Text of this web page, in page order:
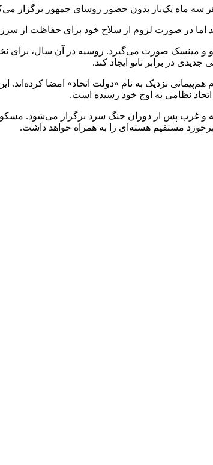
سه ماه یک‌بار بدون حضور روسای جمهور برگزار
اما در صورت لزوم از سلاح خود برای حفاظت از
در ادامه توافق راهبردی سال ۲۰۲۳ میان مسکو و مینسک صورت
در برابر ناتو ایجاد کند.
را برای تشکیل یک نظام هم‌پیمانی نزدیک به نام «دولت
نظامی به اوج خود رسیده است.
و غرب پس از دوران جنگ سرد برگزار می‌شود. مسکو
مستقیم هسته‌ای را به همراه خواهد داشت.